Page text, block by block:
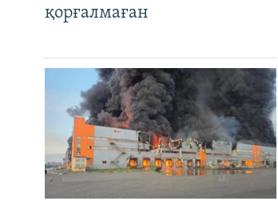
қорғалмаған